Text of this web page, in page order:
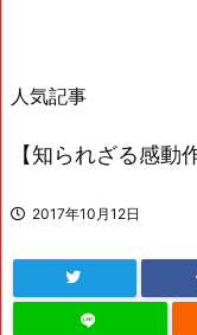
人気記事
【知られざる感動
2017年10月12日